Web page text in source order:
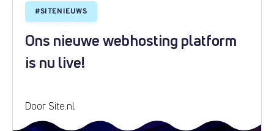
#SITENIEUWS
Ons nieuwe webhosting platform
is nu live!
Door Site.nl